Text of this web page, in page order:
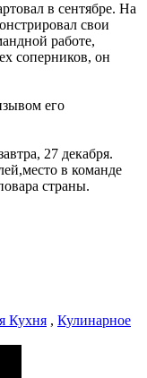
в сентябре. На
свои
работе,
соперников, он
его
27 декабря.
в команде
страны.
Кухня , Кулинарное